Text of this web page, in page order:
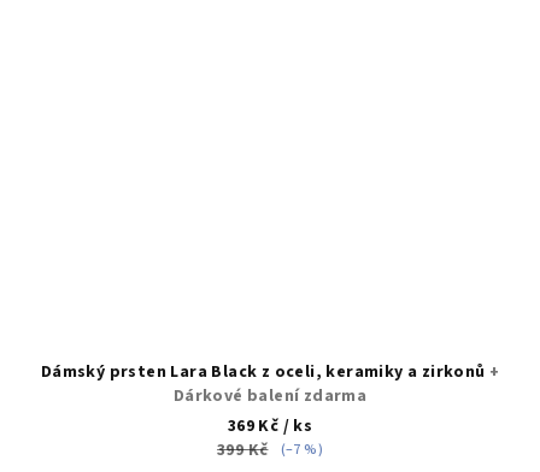
Dámský prsten Lara Black z oceli, keramiky a zirkonů +
Dárkové balení zdarma
369 Kč / ks
399 Kč
(–7 %)